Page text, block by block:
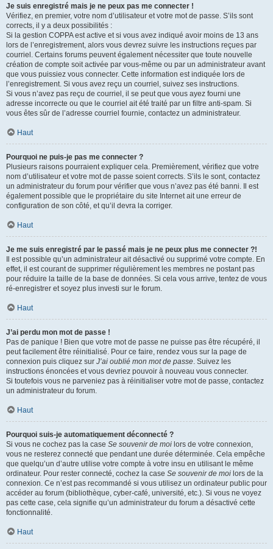
Je suis enregistré mais je ne peux pas me connecter !
Vérifiez, en premier, votre nom d’utilisateur et votre mot de passe. S’ils sont
corrects, il y a deux possibilités :
Si la gestion COPPA est active et si vous avez indiqué avoir moins de 13 ans
lors de l’enregistrement, alors vous devrez suivre les instructions reçues par
courriel. Certains forums peuvent également nécessiter que toute nouvelle
création de compte soit activée par vous-même ou par un administrateur avant
que vous puissiez vous connecter. Cette information est indiquée lors de
l’enregistrement. Si vous avez reçu un courriel, suivez ses instructions.
Si vous n’avez pas reçu de courriel, il se peut que vous ayez fourni une
adresse incorrecte ou que le courriel ait été traité par un filtre anti-spam. Si
vous êtes sûr de l’adresse courriel fournie, contactez un administrateur.
Haut
Pourquoi ne puis-je pas me connecter ?
Plusieurs raisons pourraient expliquer cela. Premièrement, vérifiez que votre
nom d’utilisateur et votre mot de passe soient corrects. S’ils le sont, contactez
un administrateur du forum pour vérifier que vous n’avez pas été banni. Il est
également possible que le propriétaire du site Internet ait une erreur de
configuration de son côté, et qu’il devra la corriger.
Haut
Je me suis enregistré par le passé mais je ne peux plus me connecter ?!
Il est possible qu’un administrateur ait désactivé ou supprimé votre compte. En
effet, il est courant de supprimer régulièrement les membres ne postant pas
pour réduire la taille de la base de données. Si cela vous arrive, tentez de vous
ré-enregistrer et soyez plus investi sur le forum.
Haut
J’ai perdu mon mot de passe !
Pas de panique ! Bien que votre mot de passe ne puisse pas être récupéré, il
peut facilement être réinitialisé. Pour ce faire, rendez vous sur la page de
connexion puis cliquez sur J’ai oublié mon mot de passe. Suivez les
instructions énoncées et vous devriez pouvoir à nouveau vous connecter.
Si toutefois vous ne parveniez pas à réinitialiser votre mot de passe, contactez
un administrateur du forum.
Haut
Pourquoi suis-je automatiquement déconnecté ?
Si vous ne cochez pas la case Se souvenir de moi lors de votre connexion,
vous ne resterez connecté que pendant une durée déterminée. Cela empêche
que quelqu’un d’autre utilise votre compte à votre insu en utilisant le même
ordinateur. Pour rester connecté, cochez la case Se souvenir de moi lors de la
connexion. Ce n’est pas recommandé si vous utilisez un ordinateur public pour
accéder au forum (bibliothèque, cyber-café, université, etc.). Si vous ne voyez
pas cette case, cela signifie qu’un administrateur du forum a désactivé cette
fonctionnalité.
Haut